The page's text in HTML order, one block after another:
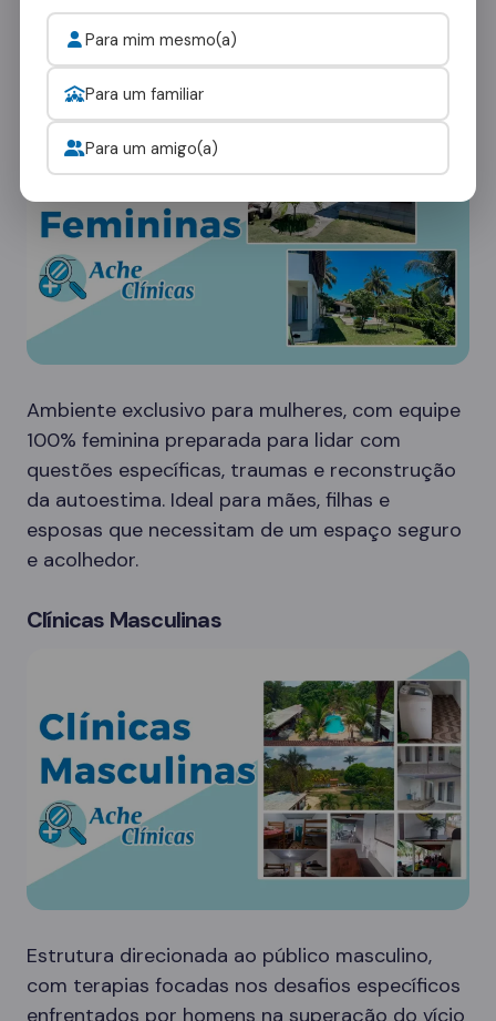
ambientes:
Clínicas Femininas
Ambiente exclusivo para mulheres, com equipe
100% feminina preparada para lidar com
questões específicas, traumas e reconstrução
da autoestima. Ideal para mães, filhas e
esposas que necessitam de um espaço seguro
e acolhedor.
Clínicas Masculinas
Estrutura direcionada ao público masculino,
com terapias focadas nos desafios específicos
Para mim mesmo(a)
Para um familiar
Para um amigo(a)